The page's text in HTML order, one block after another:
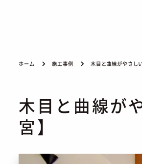
ホーム 施工事例 木目と曲線がやさし
木目と曲線が
宮】